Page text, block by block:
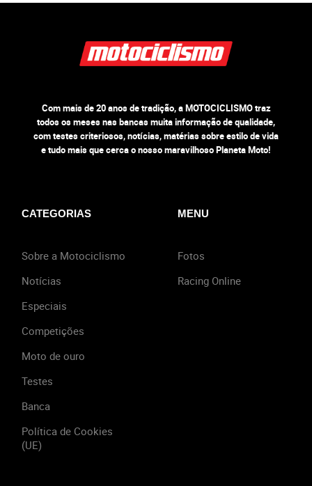
Com mais de 20 anos de tradição, a MOTOCICLISMO traz
todos os meses nas bancas muita informação de qualidade,
com testes criteriosos, notícias, matérias sobre estilo de vida
e tudo mais que cerca o nosso maravilhoso Planeta Moto!
CATEGORIAS
Sobre a Motociclismo
Notícias
Especiais
Competições
Moto de ouro
Testes
Banca
Política de Cookies
(UE)
MENU
Fotos
Racing Online